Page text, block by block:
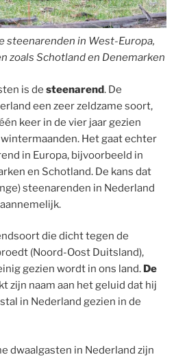
steenarenden in West-Europa,
zoals Schotland en Denemarken
is de steenarend. De
een zeer zeldzame soort,
keer in de vier jaar gezien
Het gaat echter
in Europa, bijvoorbeeld in
en Schotland. De kans dat
steenarenden in Nederland
die dicht tegen de
(Noord-Oost Duitsland),
gezien wordt in ons land. De
zijn naam aan het geluid dat hij
in Nederland gezien in de
dwaalgasten in Nederland zijn